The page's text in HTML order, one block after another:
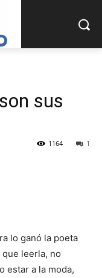
sus
1
1164
lo ganó la poeta
leerla, no
estar a la moda,